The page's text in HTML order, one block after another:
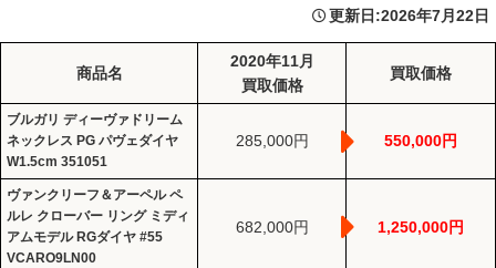
更新日:2026年7月22日
商品名
2020年11月
買取価格
買取価格
ブルガリ ディーヴァドリーム
ネックレス PG パヴェダイヤ
W1.5cm 351051
285,000円 550,000円
ヴァンクリーフ＆アーペル ペ
ルレ クローバー リング ミディ
アムモデル RGダイヤ #55
VCARO9LN00
682,000円 1,250,000円